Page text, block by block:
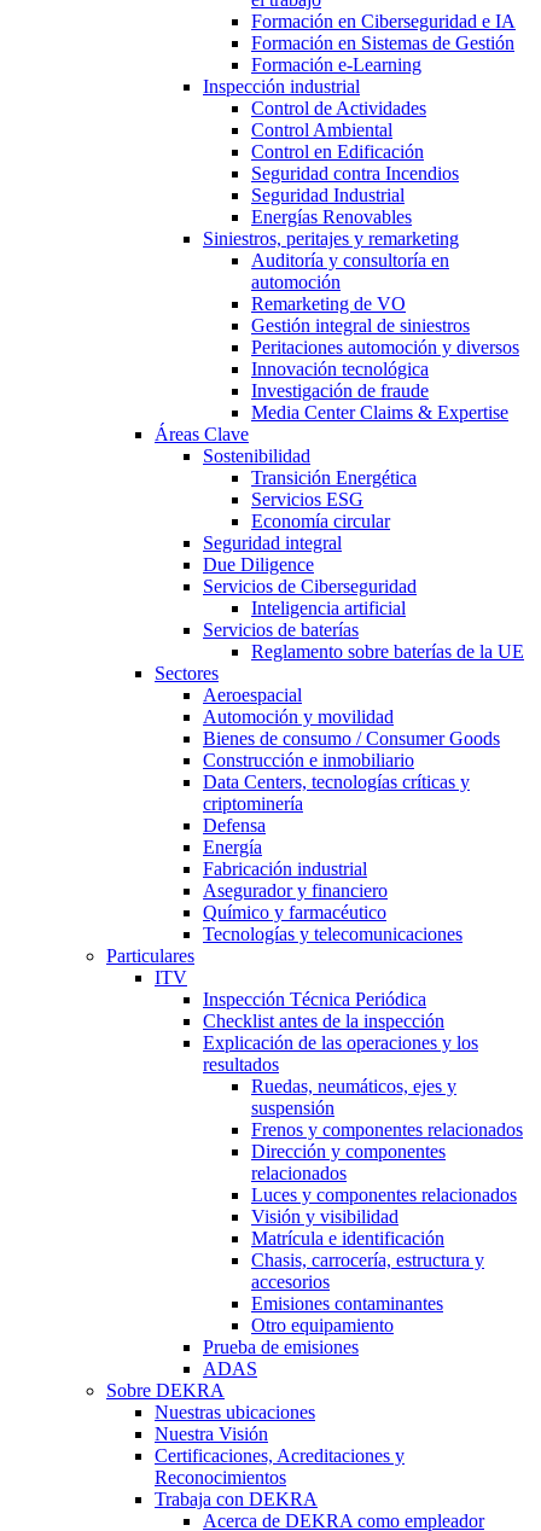
Formación en Ciberseguridad e IA
Formación en Sistemas de Gestión
Formación e-Learning
Inspección industrial
Control de Actividades
Control Ambiental
Control en Edificación
Seguridad contra Incendios
Seguridad Industrial
Energías Renovables
Siniestros, peritajes y remarketing
Auditoría y consultoría en
automoción
Remarketing de VO
Gestión integral de siniestros
Peritaciones automoción y diversos
Innovación tecnológica
Investigación de fraude
Media Center Claims & Expertise
Áreas Clave
Sostenibilidad
Transición Energética
Servicios ESG
Economía circular
Seguridad integral
Due Diligence
Servicios de Ciberseguridad
Inteligencia artificial
Servicios de baterías
Reglamento sobre baterías de la UE
Sectores
Aeroespacial
Automoción y movilidad
Bienes de consumo / Consumer Goods
Construcción e inmobiliario
Data Centers, tecnologías críticas y
criptominería
Defensa
Energía
Fabricación industrial
Asegurador y financiero
Químico y farmacéutico
Tecnologías y telecomunicaciones
Particulares
ITV
Inspección Técnica Periódica
Checklist antes de la inspección
Explicación de las operaciones y los
resultados
Ruedas, neumáticos, ejes y
suspensión
Frenos y componentes relacionados
Dirección y componentes
relacionados
Luces y componentes relacionados
Visión y visibilidad
Matrícula e identificación
Chasis, carrocería, estructura y
accesorios
Emisiones contaminantes
Otro equipamiento
Prueba de emisiones
ADAS
Sobre DEKRA
Nuestras ubicaciones
Nuestra Visión
Certificaciones, Acreditaciones y
Reconocimientos
Trabaja con DEKRA
Acerca de DEKRA como empleador